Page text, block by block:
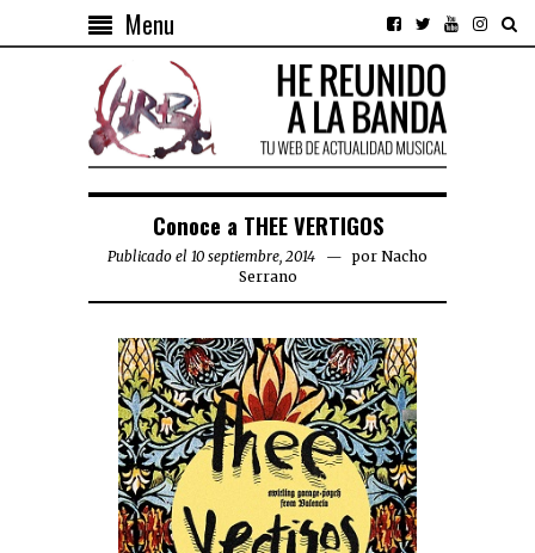
Menu
Conoce a THEE VERTIGOS
Publicado el 10 septiembre, 2014 por Nacho
Serrano